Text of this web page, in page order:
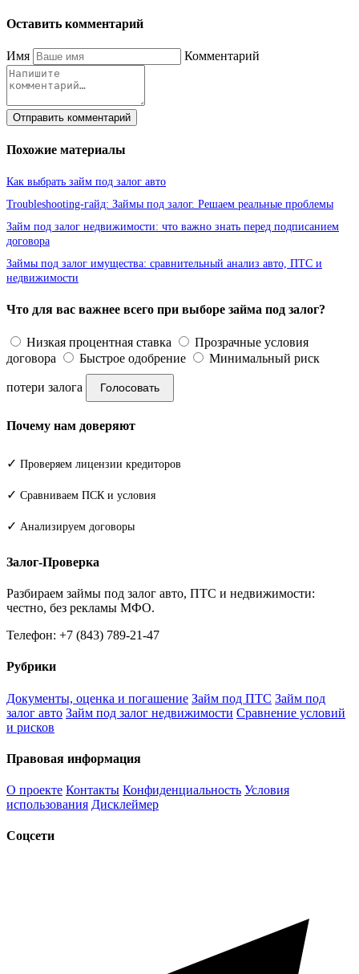
Оставить комментарий
Имя Комментарий
Отправить комментарий
Похожие материалы
Как выбрать займ под залог авто
Troubleshooting-гайд: Займы под залог. Решаем реальные проблемы
Займ под залог недвижимости: что важно знать перед подписанием
договора
Займы под залог имущества: сравнительный анализ авто, ПТС и
недвижимости
Что для вас важнее всего при выборе займа под залог?
Низкая процентная ставка
Прозрачные условия
договора
Быстрое одобрение Минимальный риск
потери залога Голосовать
Почему нам доверяют
✓ Проверяем лицензии кредиторов
✓ Сравниваем ПСК и условия
✓ Анализируем договоры
Залог-Проверка
Разбираем займы под залог авто, ПТС и недвижимости:
честно, без рекламы МФО.
Телефон: +7 (843) 789-21-47
Рубрики
Документы, оценка и погашение Займ под ПТС Займ под
залог авто Займ под залог недвижимости Сравнение условий
и рисков
Правовая информация
О проекте Контакты Конфиденциальность Условия
использования Дисклеймер
Соцсети